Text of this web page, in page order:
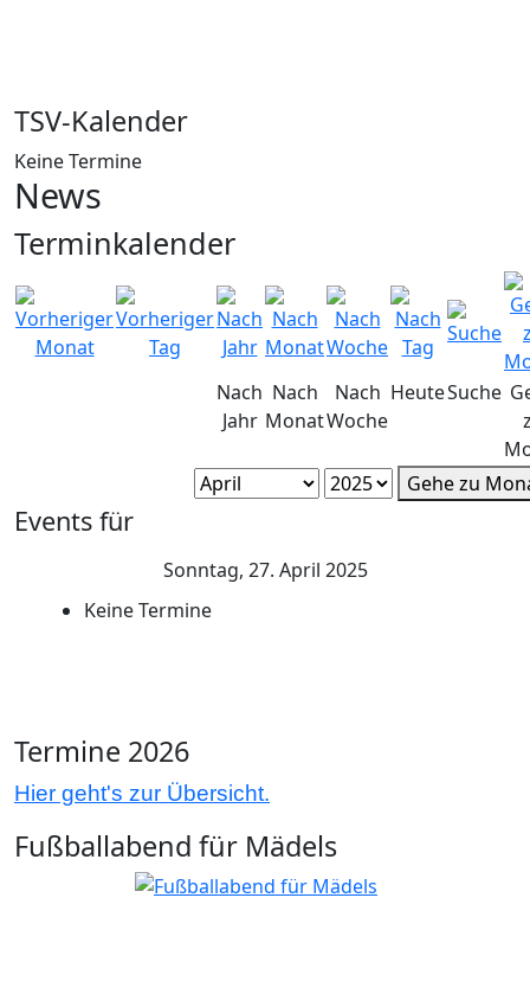
TSV-Kalender
Keine Termine
News
Terminkalender
Nach
Jahr
Nach
Monat
Nach
Woche
HeuteSuche
Gehe zu
Events für
Sonntag, 27. April 2025
Keine Termine
Termine 2026
Hier geht's zur Übersicht.
Fußballabend für Mädels